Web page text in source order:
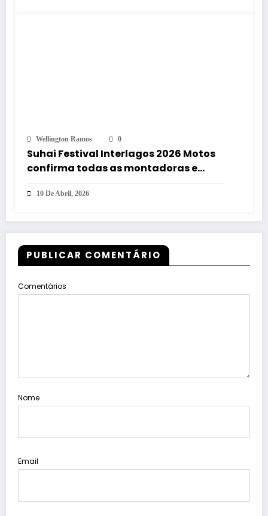
Wellington Ramos 0
Suhai Festival Interlagos 2026 Motos
confirma todas as montadoras e
estreia da Voge no Brasil
10 De Abril, 2026
PUBLICAR COMENTÁRIO
Comentários
Nome
Email